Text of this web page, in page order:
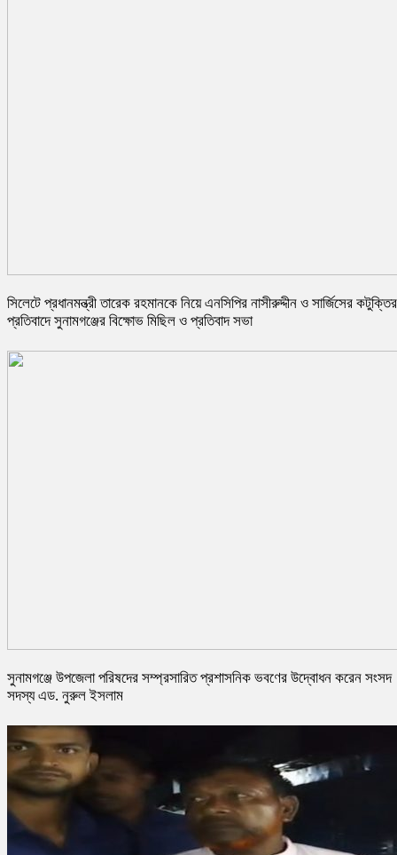
সিলেটে প্রধানমন্ত্রী তারেক রহমানকে নিয়ে এনসিপির নাসীরুদ্দীন ও সার্জিসের কটুক্তির
প্রতিবাদে সুনামগঞ্জের বিক্ষোভ মিছিল ও প্রতিবাদ সভা
সুনামগঞ্জে উপজেলা পরিষদের সম্প্রসারিত প্রশাসনিক ভবণের উদ্বোধন করেন সংসদ
সদস্য এড. নুরুল ইসলাম